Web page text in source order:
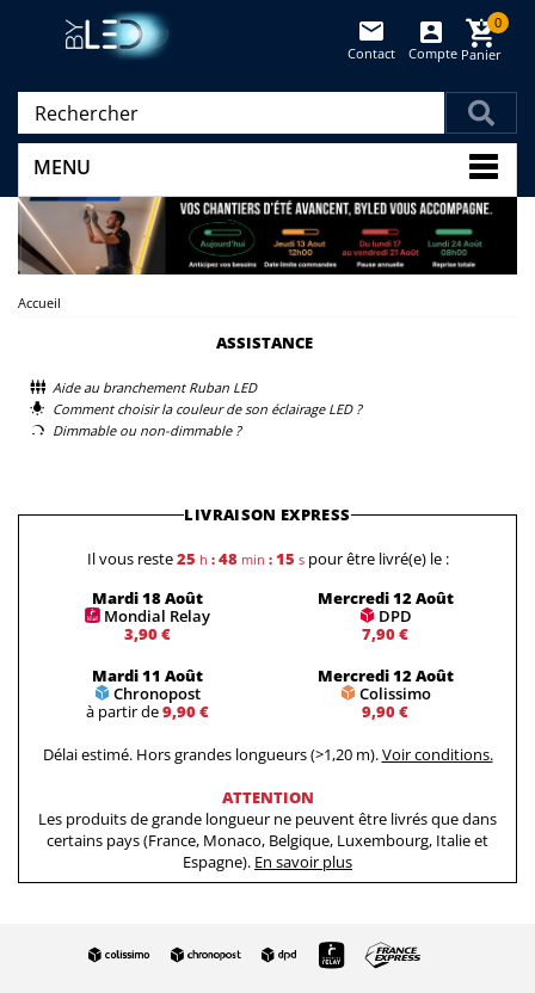
Panier
0
Compte
Contact
MENU
Accueil
ASSISTANCE
Aide au branchement Ruban LED
Comment choisir la couleur de son éclairage LED ?
Dimmable ou non-dimmable ?
LIVRAISON EXPRESS
Il vous reste25 h : 48min : 14 s pour être livré(e) le :
Mardi 18 Août
Mondial Relay
3,90 €
Mercredi 12 Août
DPD
7,90 €
Mardi 11 Août
Chronopost
à partir de9,90 €
Mercredi 12 Août
Colissimo
9,90 €
Délai estimé. Hors grandes longueurs (>1,20 m).Voir conditions.
ATTENTION
Les produits de grande longueur ne peuvent être livrés que dans
certains pays (France, Monaco, Belgique, Luxembourg, Italie et
Espagne). En savoir plus